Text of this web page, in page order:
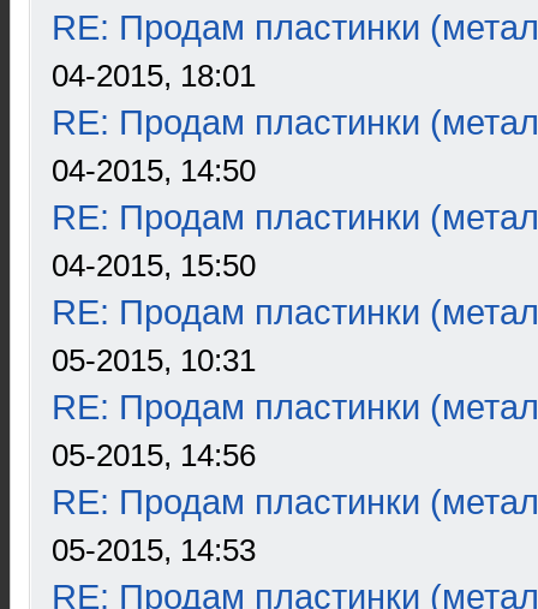
RE: Продам пластинки
04-2015, 18:01
RE: Продам пластинки
04-2015, 14:50
RE: Продам пластинки
04-2015, 15:50
RE: Продам пластинки
05-2015, 10:31
RE: Продам пластинки
05-2015, 14:56
RE: Продам пластинки
05-2015, 14:53
RE: Продам пластинки